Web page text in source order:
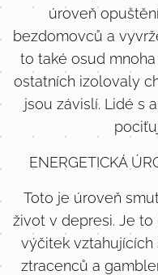
úroveň
bezdomovců a
to také osud
ostatních izolovaly
jsou závislí. Lidé s
ENERGETICKÁ
Toto je úroveň
život v depresi. Je
výčitek vztahujících
ztracenců a